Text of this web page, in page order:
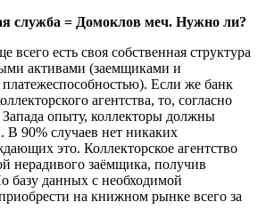
служба = Домоклов меч. Нужно ли?
есть своя собственная структура
активами (заемщиками и
Если же банк
агентства, то, согласно
опыту, коллекторы должны
В 90% случаев нет никаких
это. Коллекторское агентство
нерадивого заёмщика, получив
данных с необходимой
на книжном рынке всего за